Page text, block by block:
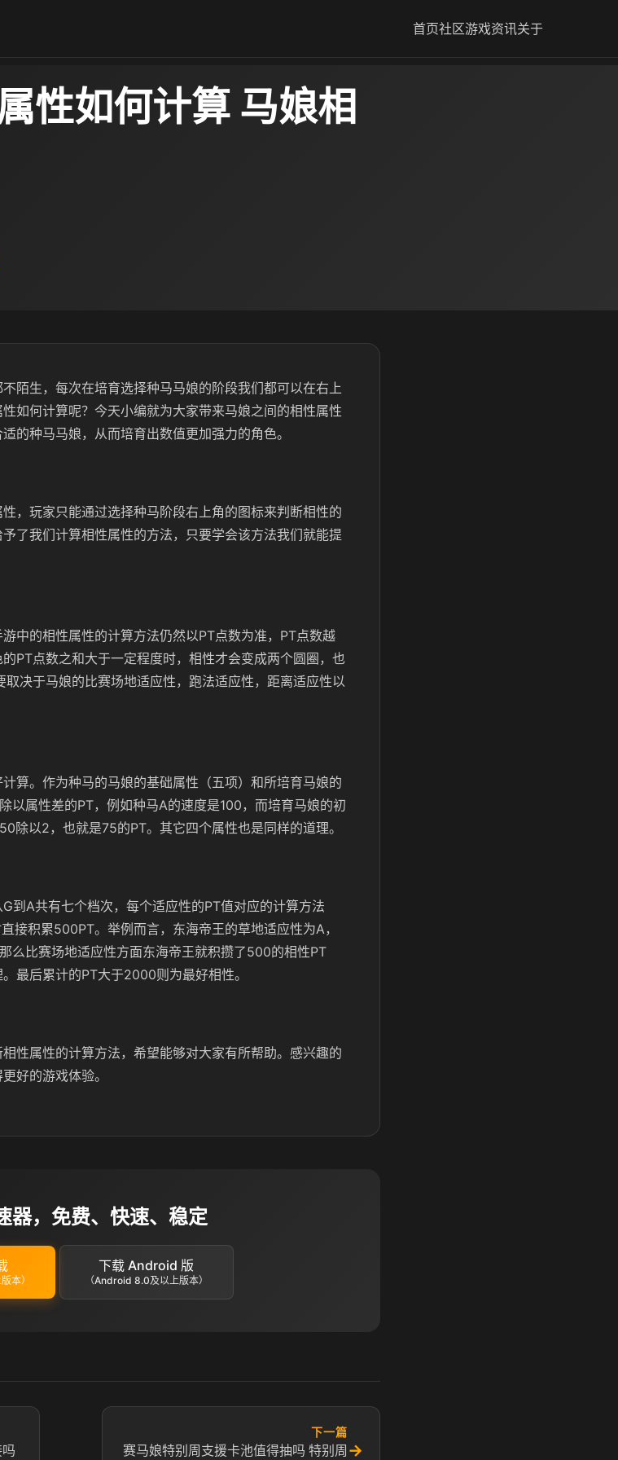
首页社区游戏资讯关于
性如何计算 马娘相
陌生，每次在培育选择种马马娘的阶段我们都可以在右上
如何计算呢？今天小编就为大家带来马娘之间的相性属性
的种马马娘，从而培育出数值更加强力的角色。
，玩家只能通过选择种马阶段右上角的图标来判断相性的
了我们计算相性属性的方法，只要学会该方法我们就能提
中的相性属性的计算方法仍然以PT点数为准，PT点数越
PT点数之和大于一定程度时，相性才会变成两个圆圈，也
决于马娘的比赛场地适应性，跑法适应性，距离适应性以
算。作为种马的马娘的基础属性（五项）和所培育马娘的
以属性差的PT，例如种马A的速度是100，而培育马娘的初
除以2，也就是75的PT。其它四个属性也是同样的道理。
到A共有七个档次，每个适应性的PT值对应的计算方法
接积累500PT。举例而言，东海帝王的草地适应性为A，
么比赛场地适应性方面东海帝王就积攒了500的相性PT
最后累计的PT大于2000则为最好相性。
性属性的计算方法，希望能够对大家有所帮助。感兴趣的
好的游戏体验。
器，免费、快速、稳定
本）
下载 Android 版
（Android 8.0及以上版本）
下一篇
赛马娘特别周支援卡池值得抽吗 特别周 →